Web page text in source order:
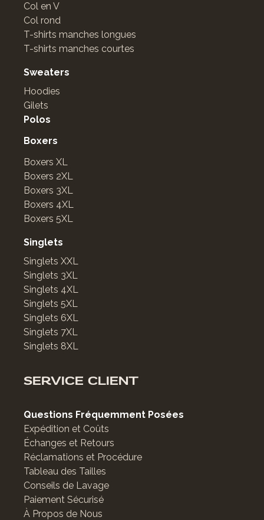
Col en V
Col rond
T-shirts manches longues
T-shirts manches courtes
Sweaters
Hoodies
Gilets
Polos
Boxers
Boxers XL
Boxers 2XL
Boxers 3XL
Boxers 4XL
Boxers 5XL
Singlets
Singlets XXL
Singlets 3XL
Singlets 4XL
Singlets 5XL
Singlets 6XL
Singlets 7XL
Singlets 8XL
SERVICE CLIENT
Questions Fréquemment Posées
Expédition et Coûts
Échanges et Retours
Réclamations et Procédure
Tableau des Tailles
Conseils de Lavage
Paiement Sécurisé
À Propos de Nous